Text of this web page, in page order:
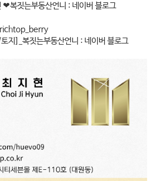
복짓는부동산언니 : 네이버 블로그
]_복짓는부동산언니 : 네이버 블로그